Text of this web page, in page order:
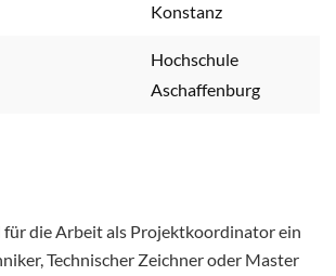
Konstanz
Hochschule
Aschaffenburg
die Arbeit als Projektkoordinator ein
Technischer Zeichner oder Master